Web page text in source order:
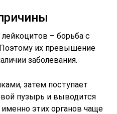
– борьба с
их превышение
заболевания.
затем поступает
пузырь и выводится
именно этих органов чаще